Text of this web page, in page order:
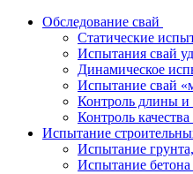
Обследование свай
Статические
Испытания свай
Динамическое
Испытание свай
Контроль длины и
Контроль
Испытание
Испытание
Испытание бетона